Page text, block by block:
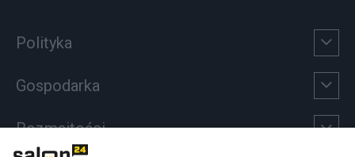
Polityka
Gospodarka
Rozmaitości